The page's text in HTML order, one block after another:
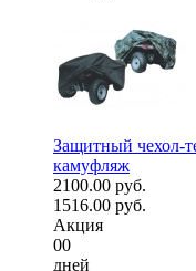
Защитный чехол-
камуфляж
2100.00 руб.
1516.00 руб.
Акция
00
дней